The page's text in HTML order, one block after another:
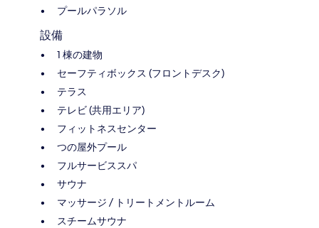
プールパラソル
設備
1 棟の建物
セーフティボックス (フロントデスク)
テラス
テレビ (共用エリア)
フィットネスセンター
つの屋外プール
フルサービススパ
サウナ
マッサージ / トリートメントルーム
スチームサウナ